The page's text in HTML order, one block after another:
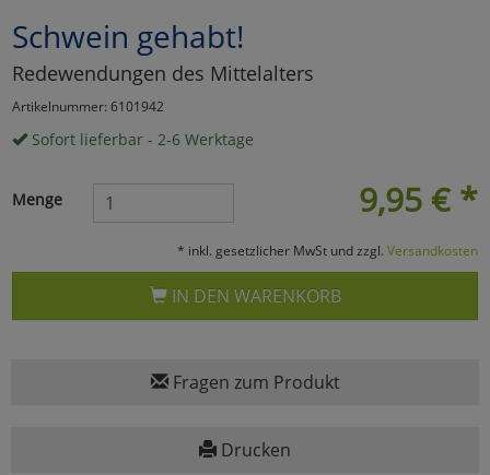
Schwein gehabt!
Redewendungen des Mittelalters
Artikelnummer: 6101942
Sofort lieferbar - 2-6 Werktage
9,95 € *
Menge
* inkl. gesetzlicher MwSt und zzgl. Versandkosten
IN DEN WARENKORB
Fragen zum Produkt
Drucken
Marketing
Umfragetools
Cookies
Alle Akzeptieren
Cookies
zurückzu Haupptseite